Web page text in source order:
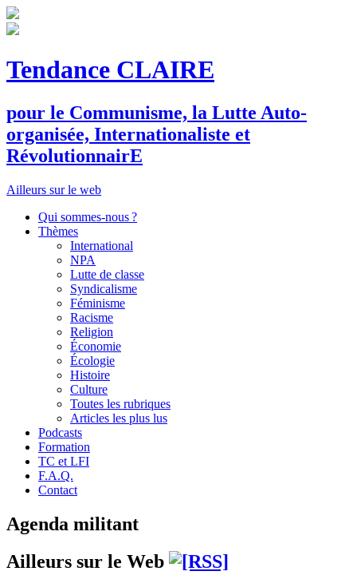
Tendance CLAIRE
pour le Communisme, la Lutte Auto-
organisée, Internationaliste et
RévolutionnairE
Ailleurs sur le web
Qui sommes-nous ?
Thèmes
International
NPA
Lutte de classe
Syndicalisme
Féminisme
Racisme
Religion
Économie
Écologie
Histoire
Culture
Toutes les rubriques
Articles les plus lus
Podcasts
Formation
TC et LFI
F.A.Q.
Contact
Agenda militant
Ailleurs sur le Web